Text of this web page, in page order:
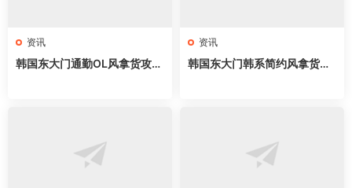
资讯
韩国东大门通勤OL风拿货攻略
资讯
韩国东大门韩系简约风拿货攻